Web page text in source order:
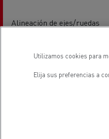
Alineación de ejes/ruedas
Utilizamos cookies para
Elija sus preferencias a